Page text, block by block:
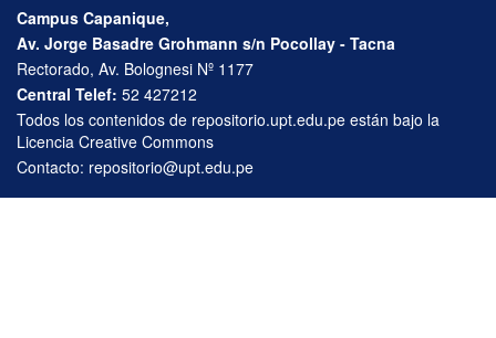
Campus Capanique,
Av. Jorge Basadre Grohmann s/n Pocollay - Tacna
Rectorado, Av. Bolognesi Nº 1177
Central Telef: 52 427212
Todos los contenidos de repositorio.upt.edu.pe están bajo la
Licencia Creative Commons
Contacto: repositorio@upt.edu.pe